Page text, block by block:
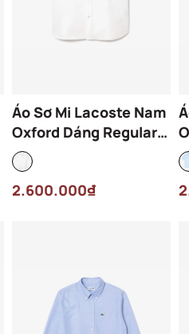
Áo Sơ Mi Lacoste Nam
Oxford Dáng Regular
CH1917-00-001 Màu
Trắng
2.600.000₫